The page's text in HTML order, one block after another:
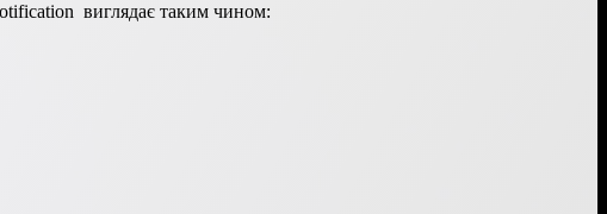
виглядає таким чином: